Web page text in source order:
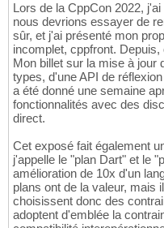
Lors de la CppCon 2022,
nous devrions essayer de
sûr, et j'ai présenté mon
incomplet, cppfront.
Mon billet sur la mise à jour
types, d'une API de
a été donné une semaine
fonctionnalités avec des
direct.
Cet exposé fait également
j'appelle le "plan Dart" et le
amélioration de 10x d'un
plans ont de la valeur, mais
choisissent donc des
adoptent d'emblée la